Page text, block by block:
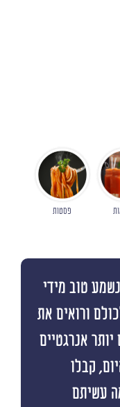
פסטות
טוב מידי
ורואים את
אנרגטיים
קבלו
10 ימים, מה עשיתם